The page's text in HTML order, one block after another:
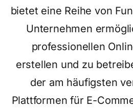
bietet eine Reihe von
Unternehmen
professionellen
erstellen und zu
der am häufigsten
Plattformen für E-